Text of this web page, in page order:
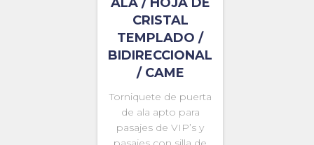
CRISTAL
TEMPLADO /
BIDIRECCIONAL
/ CAME
Torniquete de puerta
de ala apto para
pasajes de VIP’s y